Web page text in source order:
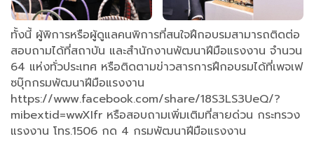
ทั้งนี้ ผู้พิการหรือผู้ดูแลคนพิการที่สนใจฝึกอบรมสามารถติดต่อ
สอบถามได้ที่สถาบัน และสำนักงานพัฒนาฝีมือแรงงาน จำนวน
64 แห่งทั่วประเทศ หรือติดตามข่าวสารการฝึกอบรมได้ที่เพจเฟ
ซบุ๊กกรมพัฒนาฝีมือแรงงาน
https://www.facebook.com/share/18S3LS3UeQ/?
mibextid=wwXIfr หรือสอบถามเพิ่มเติมที่สายด่วน กระทรวง
แรงงาน โทร.1506 กด 4 กรมพัฒนาฝีมือแรงงาน